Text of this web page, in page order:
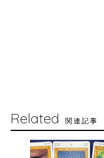
Related 関連記事